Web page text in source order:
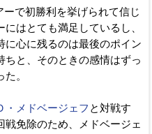
で初勝利を挙げられて信じ
はとても満足しているし、
に心に残るのは最後のポイン
ちと、そのときの感情はずっ
。
・メドベージェフ と対戦す
戦免除のため、メドベージェ